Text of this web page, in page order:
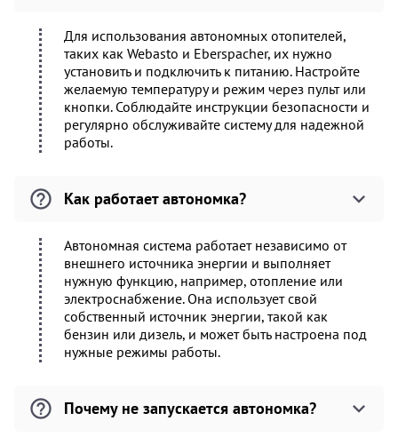
Для использования автономных отопителей,
таких как Webasto и Eberspacher, их нужно
установить и подключить к питанию. Настройте
желаемую температуру и режим через пульт или
кнопки. Соблюдайте инструкции безопасности и
регулярно обслуживайте систему для надежной
работы.
Как работает автономка?
Автономная система работает независимо от
внешнего источника энергии и выполняет
нужную функцию, например, отопление или
электроснабжение. Она использует свой
собственный источник энергии, такой как
бензин или дизель, и может быть настроена под
нужные режимы работы.
Почему не запускается автономка?